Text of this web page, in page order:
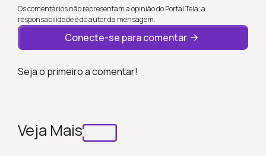
Os comentários não representam a opinião do Portal Tela; a
responsabilidade é do autor da mensagem.
Conecte-se para comentar
Seja o primeiro a comentar!
Veja Mais